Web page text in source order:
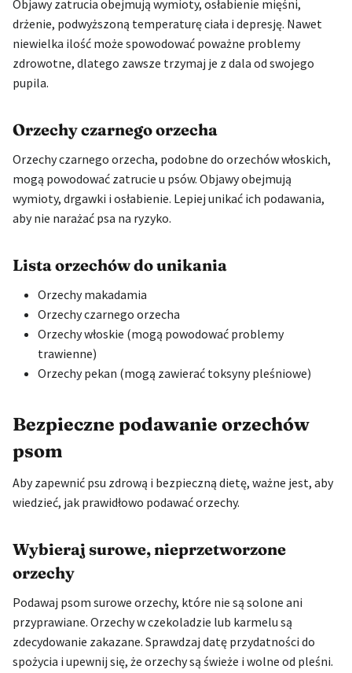
Objawy zatrucia obejmują wymioty, osłabienie mięśni,
drżenie, podwyższoną temperaturę ciała i depresję. Nawet
niewielka ilość może spowodować poważne problemy
zdrowotne, dlatego zawsze trzymaj je z dala od swojego
pupila.
Orzechy czarnego orzecha
Orzechy czarnego orzecha, podobne do orzechów włoskich,
mogą powodować zatrucie u psów. Objawy obejmują
wymioty, drgawki i osłabienie. Lepiej unikać ich podawania,
aby nie narażać psa na ryzyko.
Lista orzechów do unikania
Orzechy makadamia
Orzechy czarnego orzecha
Orzechy włoskie (mogą powodować problemy
trawienne)
Orzechy pekan (mogą zawierać toksyny pleśniowe)
Bezpieczne podawanie orzechów
psom
Aby zapewnić psu zdrową i bezpieczną dietę, ważne jest, aby
wiedzieć, jak prawidłowo podawać orzechy.
Wybieraj surowe, nieprzetworzone
orzechy
Podawaj psom surowe orzechy, które nie są solone ani
przyprawiane. Orzechy w czekoladzie lub karmelu są
zdecydowanie zakazane. Sprawdzaj datę przydatności do
spożycia i upewnij się, że orzechy są świeże i wolne od pleśni.